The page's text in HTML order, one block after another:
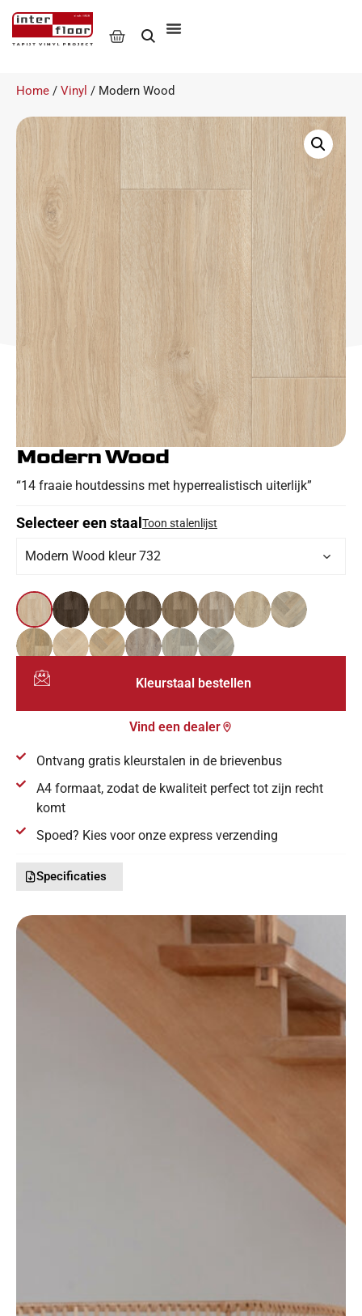
Home / Vinyl / Modern Wood
Specificaties
Modern Wood
“14 fraaie houtdessins met hyperrealistisch uiterlijk”
Selecteer een staal Toon stalenlijst
Modern Wood kleur 732
Vind een dealer
Ontvang gratis kleurstalen in de brievenbus
A4 formaat, zodat de kwaliteit perfect tot zijn recht
komt
Spoed? Kies voor onze express verzending